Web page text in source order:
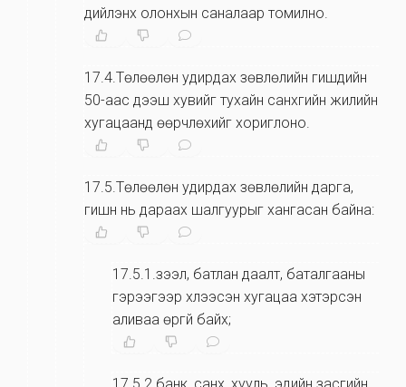
дийлэнх олонхын саналаар томилно.
17.4.Төлөөлөн удирдах зөвлөлийн гишүүдийн
50-aас дээш хувийг тухайн санхүүгийн жилийн
хугацаанд өөрчлөхийг хориглоно.
17.5.Төлөөлөн удирдах зөвлөлийн дарга,
гишүүн нь дараах шалгуурыг хангасан байна:
17.5.1.зээл, батлан даалт, баталгааны
гэрээгээр хүлээсэн хугацаа хэтэрсэн
аливаа өргүй байх;